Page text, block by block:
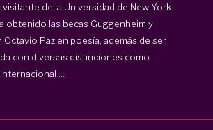
de la Universidad de New York.
obtenido las becas Guggenheim y
Octavio Paz en poesía, además de ser
con diversas distinciones como
...